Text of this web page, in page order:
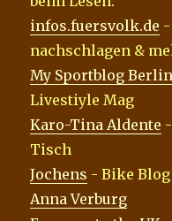
infos.fuersvolk.de
nachschlagen &
My Sportblog
Livestiyle Mag
Karo-Tina Aldente
Tisch
Jochens - Bike Blog
Anna Verburg